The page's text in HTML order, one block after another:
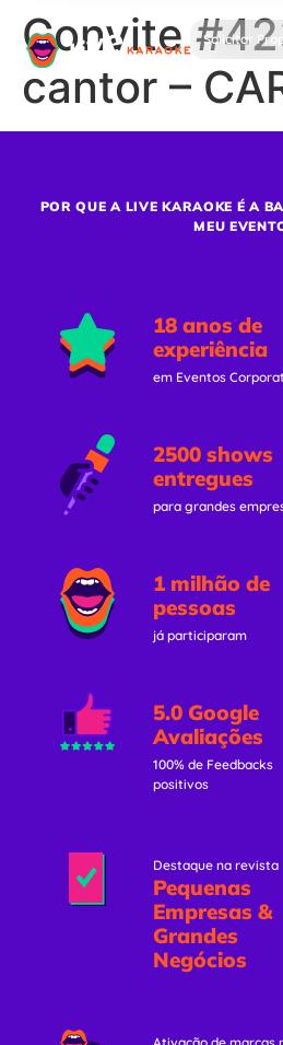
Solicitar
Convite
cantor –
POR QUE A LIVE KARAOKE É A
MEU
18 anos de
experiência
em Eventos
2500 shows
entregues
para grandes
1 milhão de
pessoas
já participaram
5.0 Google
Avaliações
100% de Feedbacks
positivos
Destaque na revista
Pequenas
Empresas &
Grandes
Negócios